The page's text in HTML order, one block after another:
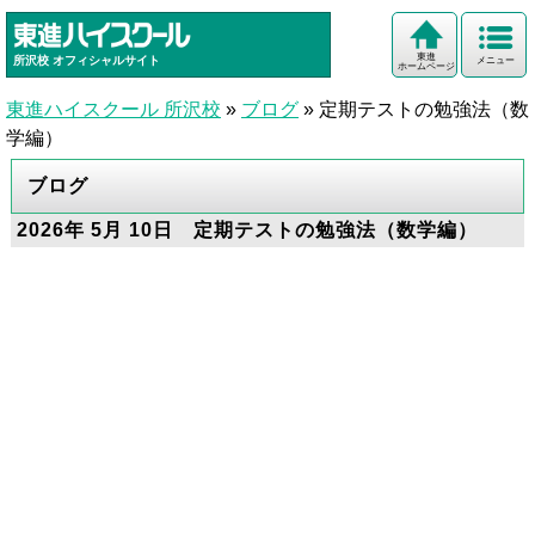
所沢校 オフィシャルサイト メニュー
東進
ホームページ
東進ハイスクール 所沢校 » ブログ » 定期テストの勉強法（数
学編）
ブログ
2026年 5月 10日 定期テストの勉強法（数学編）